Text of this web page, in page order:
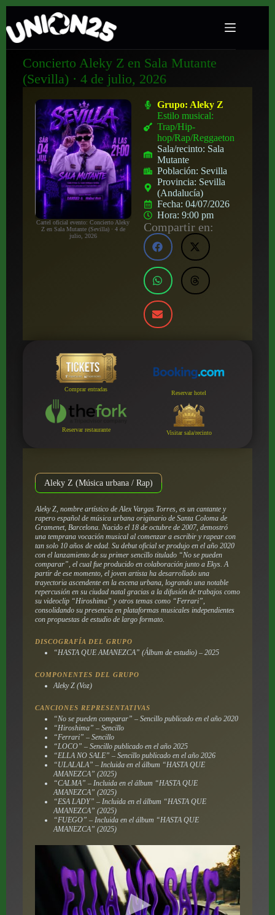
Concierto Aleky Z en Sala Mutante
(Sevilla) · 4 de julio, 2026
Cartel oficial evento: Concierto Aleky
Z en Sala Mutante (Sevilla) · 4 de
julio, 2026
Grupo: Aleky Z
Estilo musical:
Trap/Hip-
hop/Rap/Reggaeton
Sala/recinto: Sala
Mutante
Población: Sevilla
Provincia: Sevilla
(Andalucía)
Fecha:04/07/2026
Hora:9:00 pm
Compartir en:
Comprar entradas
Reservar hotel
Reservar restaurante Visitar sala/recinto
Aleky Z (Música urbana / Rap)
Aleky Z, nombre artístico de Alex Vargas Torres, es un cantante y
rapero español de música urbana originario de Santa Coloma de
Gramenet, Barcelona. Nacido el 18 de octubre de 2007, demostró
una temprana vocación musical al comenzar a escribir y rapear con
tan solo 10 años de edad. Su debut oficial se produjo en el año 2020
con el lanzamiento de su primer sencillo titulado “No se pueden
comparar”, el cual fue producido en colaboración junto a Ekys. A
partir de ese momento, el joven artista ha desarrollado una
trayectoria ascendente en la escena urbana, logrando una notable
repercusión en su ciudad natal gracias a la difusión de trabajos como
su videoclip “Hiroshima” y otros temas como “Ferrari”,
consolidando su presencia en plataformas musicales independientes
con propuestas de estudio de largo formato.
DISCOGRAFÍA DEL GRUPO
“HASTA QUE AMANEZCA” (Álbum de estudio) – 2025
COMPONENTES DEL GRUPO
Aleky Z (Voz)
CANCIONES REPRESENTATIVAS
“No se pueden comparar” – Sencillo publicado en el año 2020
“Hiroshima” – Sencillo
“Ferrari” – Sencillo
“LOCO” – Sencillo publicado en el año 2025
“ELLA NO SALE” – Sencillo publicado en el año 2026
“ULALALA” – Incluida en el álbum “HASTA QUE
AMANEZCA” (2025)
“CALMA” – Incluida en el álbum “HASTA QUE
AMANEZCA” (2025)
“ESA LADY” – Incluida en el álbum “HASTA QUE
AMANEZCA” (2025)
“FUEGO” – Incluida en el álbum “HASTA QUE
AMANEZCA” (2025)